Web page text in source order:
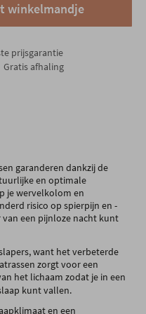
winkelmandje
prijsgarantie
Gratis afhaling
garanderen dankzij de
en optimale
je wervelkolom en
risico op spierpijn en -
een pijnloze nacht kunt
want het verbeterde
zorgt voor een
het lichaam zodat je in een
kunt vallen.
en een